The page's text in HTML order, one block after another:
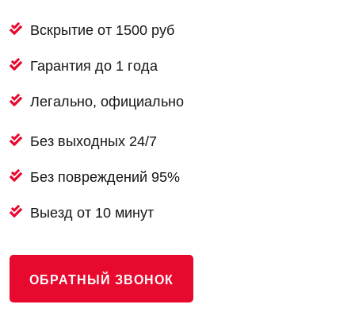
Вскрытие от 1500 руб
Гарантия до 1 года
Легально, официально
Без выходных 24/7
Без повреждений 95%
Выезд от 10 минут
ОБРАТНЫЙ ЗВОНОК